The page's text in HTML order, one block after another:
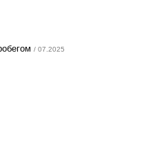
/ 07.2025